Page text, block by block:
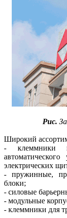
Рис.
Широкий
- клеммники
электрических
- пружинные,
блоки;
- силовые
- модульные
- клеммники для